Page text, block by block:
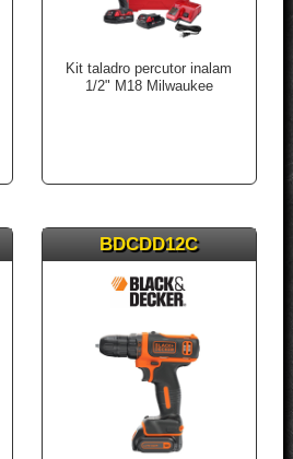
Kit taladro percutor inalam
1/2" M18 Milwaukee
BDCDD12C